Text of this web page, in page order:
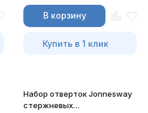
В корзину
Купить в 1 клик
Набор отверток Jonnesway
стержневых